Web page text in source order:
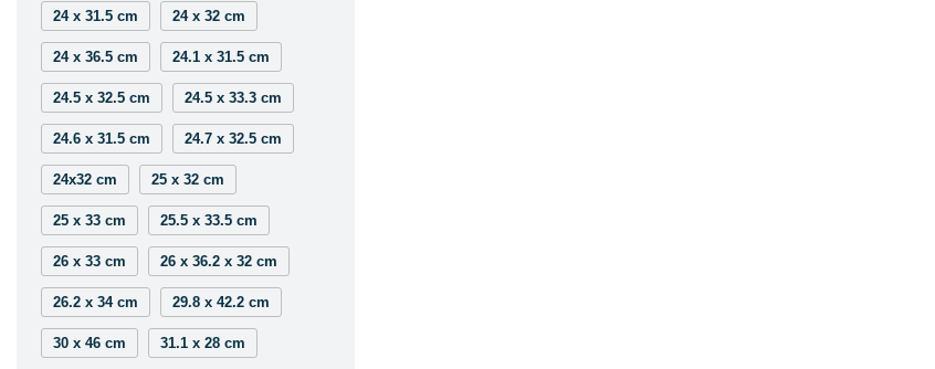
24 x 31.5 cm 24 x 32 cm
24 x 36.5 cm 24.1 x 31.5 cm
24.5 x 32.5 cm 24.5 x 33.3 cm
24.6 x 31.5 cm 24.7 x 32.5 cm
24x32 cm 25 x 32 cm
25 x 33 cm 25.5 x 33.5 cm
26 x 33 cm 26 x 36.2 x 32 cm
26.2 x 34 cm 29.8 x 42.2 cm
30 x 46 cm 31.1 x 28 cm